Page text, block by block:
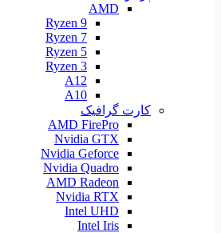
AMD
Ryzen 9
Ryzen 7
Ryzen 5
Ryzen 3
A12
A10
کارت گرافیک
AMD FirePro
Nvidia GTX
Nvidia Geforce
Nvidia Quadro
AMD Radeon
Nvidia RTX
Intel UHD
Intel Iris